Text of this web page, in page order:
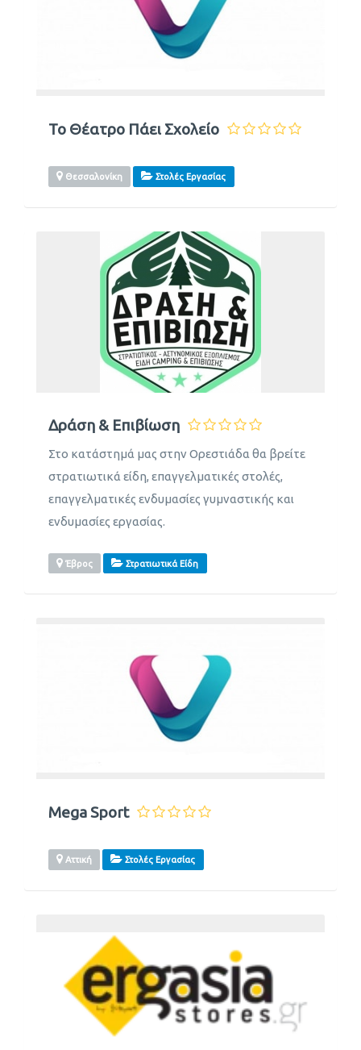
Το Θέατρο Πάει Σχολείο
Θεσσαλονίκη Στολές Εργασίας
Δράση & Επιβίωση
Στο κατάστημά μας στην Ορεστιάδα θα βρείτε
στρατιωτικά είδη, επαγγελματικές στολές,
επαγγελματικές ενδυμασίες γυμναστικής και
ενδυμασίες εργασίας.
Έβρος Στρατιωτικά Είδη
Mega Sport
Αττική Στολές Εργασίας